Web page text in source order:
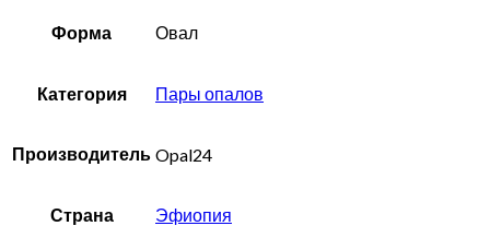
Форма Овал
Категория Пары опалов
Производитель Opal24
Страна Эфиопия